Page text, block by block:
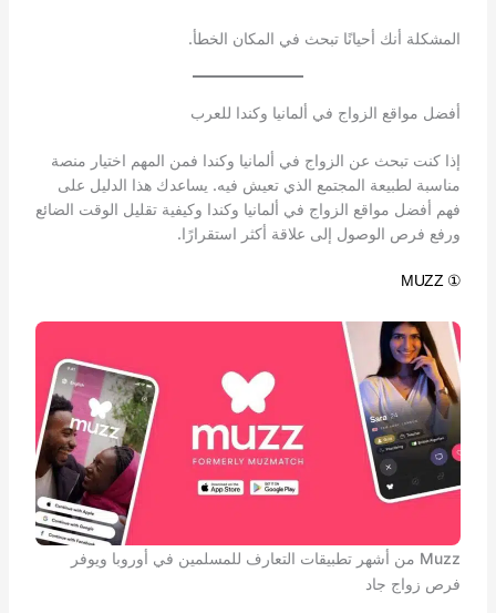
المشكلة أنك أحيانًا تبحث في المكان الخطأ.
أفضل مواقع الزواج في ألمانيا وكندا للعرب
إذا كنت تبحث عن الزواج في ألمانيا وكندا فمن المهم اختيار منصة
مناسبة لطبيعة المجتمع الذي تعيش فيه. يساعدك هذا الدليل على
فهم أفضل مواقع الزواج في ألمانيا وكندا وكيفية تقليل الوقت الضائع
ورفع فرص الوصول إلى علاقة أكثر استقرارًا.
① MUZZ
Muzz من أشهر تطبيقات التعارف للمسلمين في أوروبا ويوفر
فرص زواج جاد